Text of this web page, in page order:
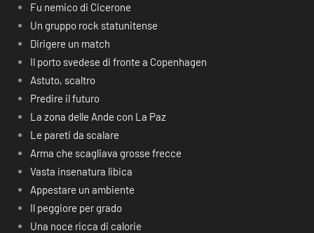
Fu nemico di Cicerone
Un gruppo rock statunitense
Dirigere un match
Il porto svedese di fronte a Copenhagen
Astuto, scaltro
Predire il futuro
La zona delle Ande con La Paz
Le pareti da scalare
Arma che scagliava grosse frecce
Vasta insenatura libica
Appestare un ambiente
Il peggiore per grado
Una noce ricca di calorie